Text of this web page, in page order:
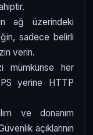
ağ üzerindeki
sadece belirli
verin.
mümkünse her
yerine HTTP
ve donanım
açıklarının